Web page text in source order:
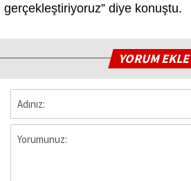
gerçekleştiriyoruz” diye konuştu.
YORUM EKLE